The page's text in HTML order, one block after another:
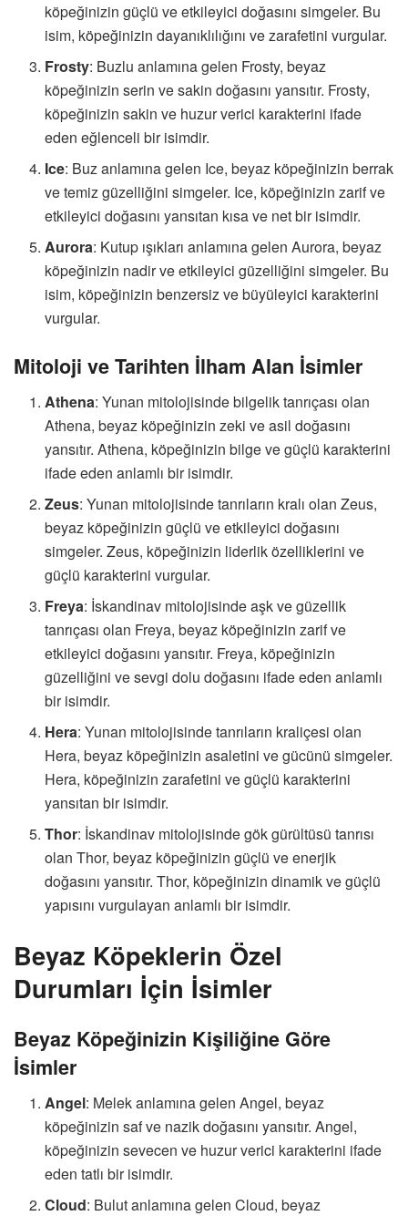
köpeğinizin güçlü ve etkileyici doğasını simgeler. Bu
isim, köpeğinizin dayanıklılığını ve zarafetini vurgular.
Frosty: Buzlu anlamına gelen Frosty, beyaz
köpeğinizin serin ve sakin doğasını yansıtır. Frosty,
köpeğinizin sakin ve huzur verici karakterini ifade
eden eğlenceli bir isimdir.
Ice: Buz anlamına gelen Ice, beyaz köpeğinizin berrak
ve temiz güzelliğini simgeler. Ice, köpeğinizin zarif ve
etkileyici doğasını yansıtan kısa ve net bir isimdir.
Aurora: Kutup ışıkları anlamına gelen Aurora, beyaz
köpeğinizin nadir ve etkileyici güzelliğini simgeler. Bu
isim, köpeğinizin benzersiz ve büyüleyici karakterini
vurgular.
Mitoloji ve Tarihten İlham Alan İsimler
Athena: Yunan mitolojisinde bilgelik tanrıçası olan
Athena, beyaz köpeğinizin zeki ve asil doğasını
yansıtır. Athena, köpeğinizin bilge ve güçlü karakterini
ifade eden anlamlı bir isimdir.
Zeus: Yunan mitolojisinde tanrıların kralı olan Zeus,
beyaz köpeğinizin güçlü ve etkileyici doğasını
simgeler. Zeus, köpeğinizin liderlik özelliklerini ve
güçlü karakterini vurgular.
Freya: İskandinav mitolojisinde aşk ve güzellik
tanrıçası olan Freya, beyaz köpeğinizin zarif ve
etkileyici doğasını yansıtır. Freya, köpeğinizin
güzelliğini ve sevgi dolu doğasını ifade eden anlamlı
bir isimdir.
Hera: Yunan mitolojisinde tanrıların kraliçesi olan
Hera, beyaz köpeğinizin asaletini ve gücünü simgeler.
Hera, köpeğinizin zarafetini ve güçlü karakterini
yansıtan bir isimdir.
Thor: İskandinav mitolojisinde gök gürültüsü tanrısı
olan Thor, beyaz köpeğinizin güçlü ve enerjik
doğasını yansıtır. Thor, köpeğinizin dinamik ve güçlü
yapısını vurgulayan anlamlı bir isimdir.
Beyaz Köpeklerin Özel
Durumları İçin İsimler
Beyaz Köpeğinizin Kişiliğine Göre
İsimler
Angel: Melek anlamına gelen Angel, beyaz
köpeğinizin saf ve nazik doğasını yansıtır. Angel,
köpeğinizin sevecen ve huzur verici karakterini ifade
eden tatlı bir isimdir.
Cloud: Bulut anlamına gelen Cloud, beyaz